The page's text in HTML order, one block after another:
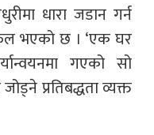
धारा जडान गर्न
भएको छ । ‘एक घर
गएको सो
प्रतिबद्धता व्यक्त